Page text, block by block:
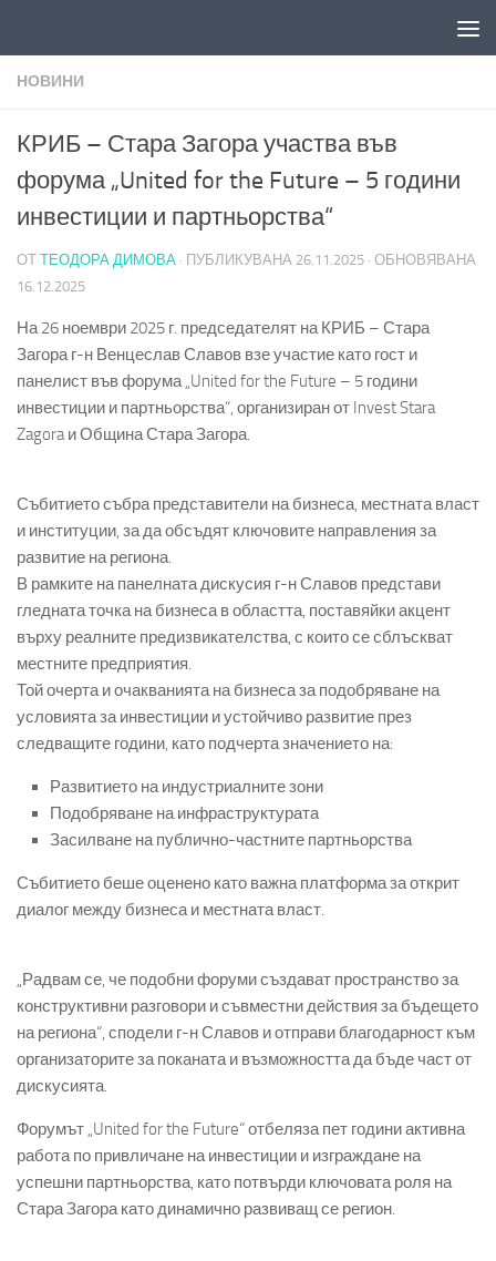
НОВИНИ
КРИБ – Стара Загора участва във
форума „United for the Future – 5 години
инвестиции и партньорства“
ОТ ТЕОДОРА ДИМОВА · ПУБЛИКУВАНА 26.11.2025 · ОБНОВЯВАНА
16.12.2025
На 26 ноември 2025 г. председателят на КРИБ – Стара
Загора г-н Венцеслав Славов взе участие като гост и
панелист във форума „United for the Future – 5 години
инвестиции и партньорства“, организиран от Invest Stara
Zagora и Община Стара Загора.
Събитието събра представители на бизнеса, местната власт
и институции, за да обсъдят ключовите направления за
развитие на региона.
В рамките на панелната дискусия г-н Славов представи
гледната точка на бизнеса в областта, поставяйки акцент
върху реалните предизвикателства, с които се сблъскват
местните предприятия.
Той очерта и очакванията на бизнеса за подобряване на
условията за инвестиции и устойчиво развитие през
следващите години, като подчерта значението на:
Развитието на индустриалните зони
Подобряване на инфраструктурата
Засилване на публично-частните партньорства
Събитието беше оценено като важна платформа за открит
диалог между бизнеса и местната власт.
„Радвам се, че подобни форуми създават пространство за
конструктивни разговори и съвместни действия за бъдещето
на региона“, сподели г-н Славов и отправи благодарност към
организаторите за поканата и възможността да бъде част от
дискусията.
Форумът „United for the Future“ отбеляза пет години активна
работа по привличане на инвестиции и изграждане на
успешни партньорства, като потвърди ключовата роля на
Стара Загора като динамично развиващ се регион.